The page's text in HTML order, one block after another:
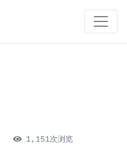
1,151次浏览